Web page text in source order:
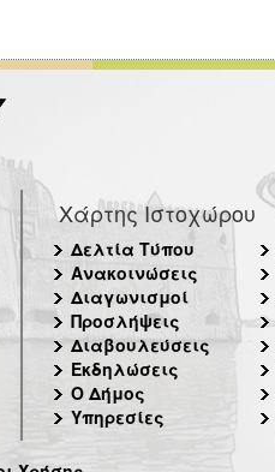
Χάρτης Ιστοχώρου
Δελτία Τύπου
Ανακοινώσεις
Διαγωνισμοί
Προσλήψεις
Διαβουλεύσεις
Εκδηλώσεις
Ο Δήμος
Υπηρεσίες